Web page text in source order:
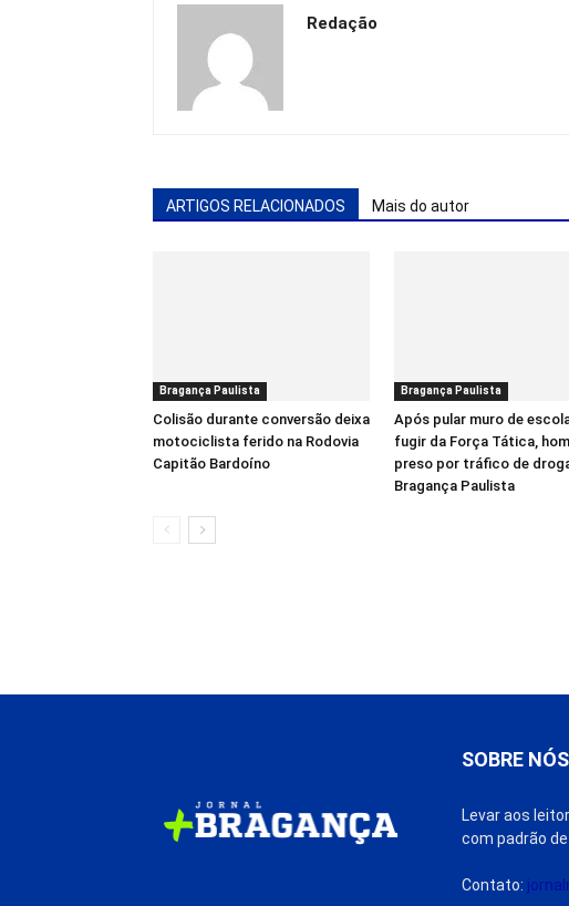
Redação
ARTIGOS RELACIONADOS Mais do autor
Bragança Paulista
Colisão durante conversão deixa
motociclista ferido na Rodovia
Capitão Bardoíno
Bragança Paulista
Após pular muro de
fugir da Força Tática,
preso por tráfico de
Bragança Paulista
SOBRE NÓS
Levar aos
com padrão
Contato: